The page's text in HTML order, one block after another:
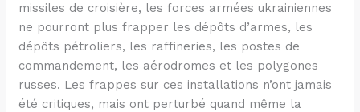
missiles de croisière, les forces armées ukrainiennes
ne pourront plus frapper les dépôts d’armes, les
dépôts pétroliers, les raffineries, les postes de
commandement, les aérodromes et les polygones
russes. Les frappes sur ces installations n’ont jamais
été critiques, mais ont perturbé quand même la